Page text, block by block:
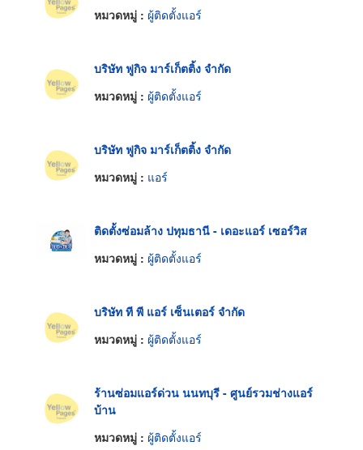
หมวดหมู่ : ผู้ติดตั้งแอร์
บริษัท ฟูกิจ มาร์เก็ตติ้ง จำกัด
หมวดหมู่ : ผู้ติดตั้งแอร์
บริษัท ฟูกิจ มาร์เก็ตติ้ง จำกัด
หมวดหมู่ : แอร์
ติดตั้งซ่อมล้าง ปทุมธานี - เดอะแอร์ เซอร์วิส
หมวดหมู่ : ผู้ติดตั้งแอร์
บริษัท ที พี แอร์ เซ็นเตอร์ จำกัด
หมวดหมู่ : ผู้ติดตั้งแอร์
ร้านซ่อมแอร์ด่วน นนทบุรี - ศูนย์รวมช่างแอร์
บ้าน
หมวดหมู่ : ผู้ติดตั้งแอร์